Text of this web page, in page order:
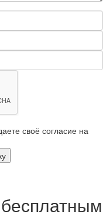
своё согласие на